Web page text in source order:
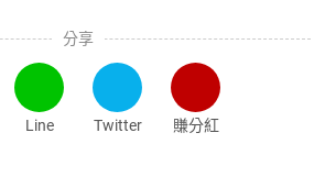
分享
Line Twitter 賺分紅